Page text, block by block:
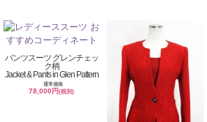
パンツスーツ グレンチェッ
ク柄
Jacket & Pants in Glen Pattern
通常価格
78,000円(税別)